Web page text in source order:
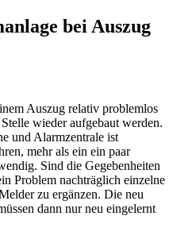
bei Auszug
Auszug relativ problemlos
wieder aufgebaut werden.
und Alarmzentrale ist
mehr als ein ein paar
Sind die Gegebenheiten
Problem nachträglich einzelne
zu ergänzen. Die neu
dann nur neu eingelernt